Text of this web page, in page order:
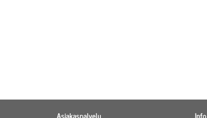
Asiakaspalvelu
Info